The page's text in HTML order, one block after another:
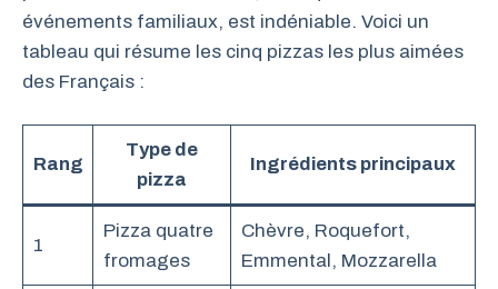
événements familiaux, est indéniable. Voici un
tableau qui résume les cinq pizzas les plus aimées
des Français :
Rang
Type de
pizza
Ingrédients principaux
1
Pizza quatre
fromages
Chèvre, Roquefort,
Emmental, Mozzarella